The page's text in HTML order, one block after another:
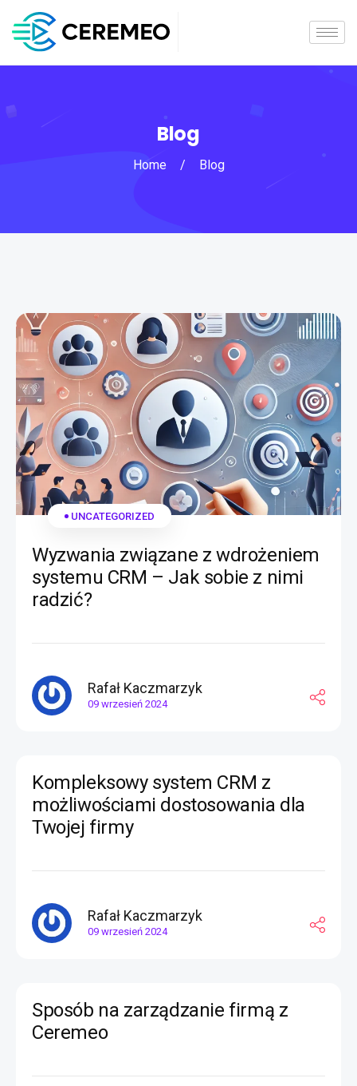
Blog
Home / Blog
UNCATEGORIZED
Wyzwania związane z wdrożeniem
systemu CRM – Jak sobie z nimi
radzić?
Rafał Kaczmarzyk
09 wrzesień 2024
Kompleksowy system CRM z
możliwościami dostosowania dla
Twojej firmy
Rafał Kaczmarzyk
09 wrzesień 2024
Sposób na zarządzanie firmą z
Ceremeo